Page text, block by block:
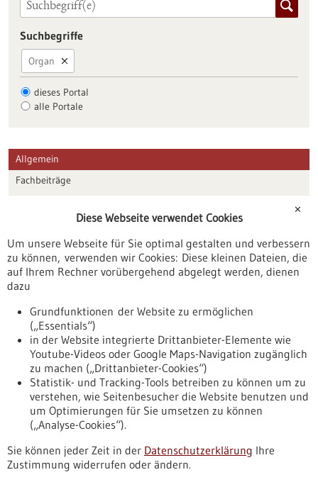
Suchbegriffe
Organ
dieses Portal
alle Portale
Allgemein
Fachbeiträge
Veranstaltungen
Erscheinungsdatum
Nach oben
Informiert bleiben
✕
Diese Webseite verwendet Cookies
Um unsere Webseite für Sie optimal gestalten und verbessern
zu können, verwenden wir Cookies: Diese kleinen Dateien, die
auf Ihrem Rechner vorübergehend abgelegt werden, dienen
dazu
Grundfunktionen der Website zu ermöglichen
(„Essentials“)
in der Website integrierte Drittanbieter-Elemente wie
Youtube-Videos oder Google Maps-Navigation zugänglich
zu machen („Drittanbieter-Cookies“)
Statistik- und Tracking-Tools betreiben zu können um zu
verstehen, wie Seitenbesucher die Website benutzen und
um Optimierungen für Sie umsetzen zu können
(„Analyse-Cookies“).
Sie können jeder Zeit in der Datenschutzerklärung Ihre
Zustimmung widerrufen oder ändern.